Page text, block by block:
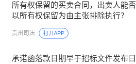
所有权保留的买卖合同，出卖人能否
以所有权保留为由主张排除执行？
贵州司法 打开APP
承诺函落款日期早于招标文件发布日